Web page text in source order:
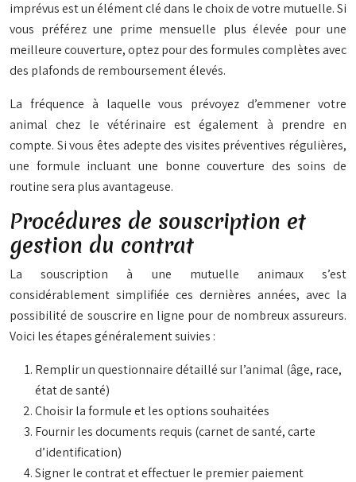
imprévus est un élément clé dans le choix de votre mutuelle. Si
vous préférez une prime mensuelle plus élevée pour une
meilleure couverture, optez pour des formules complètes avec
des plafonds de remboursement élevés.
La fréquence à laquellevous prévoyez d’emmener votre
animal chez le vétérinaire est également à prendre en
compte. Sivous êtes adepte des visites préventives régulières,
une formule incluant une bonne couverture des soins de
routine sera plus avantageuse.
Procédures de souscription et
gestion du contrat
La souscription à une mutuelle animaux s’est
considérablement simplifiée ces dernières années, avec la
possibilité de souscrire en ligne pour de nombreux assureurs.
Voici les étapes généralement suivies :
Remplir un questionnaire détaillé sur l’animal (âge, race,
état de santé)
Choisir la formule et les options souhaitées
Fournir les documents requis (carnet de santé, carte
d’identification)
Signer le contrat et effectuer le premier paiement